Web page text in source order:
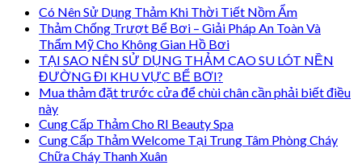
Có Nên Sử Dụng Thảm Khi Thời Tiết Nồm Ẩm
Thảm Chống Trượt Bể Bơi – Giải Pháp An Toàn Và
Thẩm Mỹ Cho Không Gian Hồ Bơi
TẠI SAO NÊN SỬ DỤNG THẢM CAO SU LÓT NỀN
ĐƯỜNG ĐI KHU VỰC BỂ BƠI?
Mua thảm đặt trước cửa để chùi chân cần phải biết điều
này
Cung Cấp Thảm Cho RI Beauty Spa
Cung Cấp Thảm Welcome Tại Trung Tâm Phòng Cháy
Chữa Cháy Thanh Xuân